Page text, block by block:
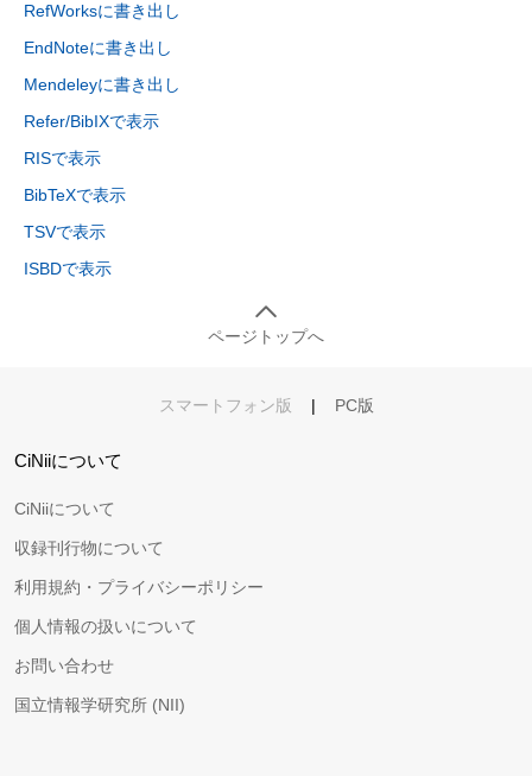
RefWorksに書き出し
EndNoteに書き出し
Mendeleyに書き出し
Refer/BibIXで表示
RISで表示
BibTeXで表示
TSVで表示
ISBDで表示
ページトップへ
スマートフォン版 | PC版
CiNiiについて
CiNiiについて
収録刊行物について
利用規約・プライバシーポリシー
個人情報の扱いについて
お問い合わせ
国立情報学研究所 (NII)